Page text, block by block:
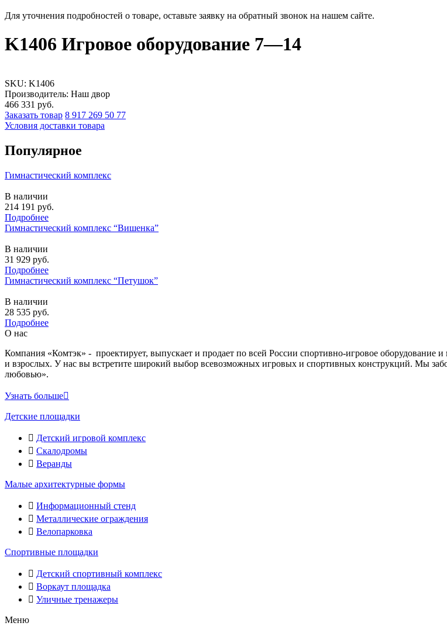
Для уточнения подробностей о товаре, оставьте заявку на обратный звонок на нашем сайте.
K1406 Игровое оборудование 7—14
SKU: K1406
Производитель: Наш двор
466 331 руб.
Заказать товар 8 917 269 50 77
Условия доставки товара
Популярное
Гимнастический комплекс
В наличии
214 191 руб.
Подробнее
Гимнастический комплекс “Вишенка”
В наличии
31 929 руб.
Подробнее
Гимнастический комплекс “Петушок”
В наличии
28 535 руб.
Подробнее
О нас
Компания «Комтэк» - проектирует, выпускает и продает по всей России спортивно-игровое оборудование
и взрослых. У нас вы встретите широкий выбор всевозможных игровых и спортивных конструкций. Мы
любовью».
Узнать больше
Детские площадки
Детский игровой комплекс
Скалодромы
Веранды
Малые архитектурные формы
Информационный стенд
Металлические ограждения
Велопарковка
Спортивные площадки
Детский спортивный комплекс
Воркаут площадка
Уличные тренажеры
Меню